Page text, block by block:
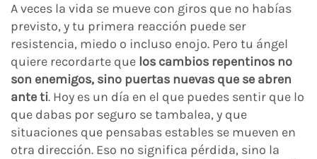
A veces la vida se mueve con giros que no habías
previsto, y tu primera reacción puede ser
resistencia, miedo o incluso enojo. Pero tu ángel
quiere recordarte que los cambios repentinos no
son enemigos, sino puertas nuevas que se abren
ante ti. Hoy es un día en el que puedes sentir que lo
que dabas por seguro se tambalea, y que
situaciones que pensabas estables se mueven en
otra dirección. Eso no significa pérdida, sino la